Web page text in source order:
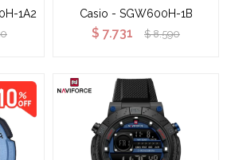
1A2 Casio - SGW600H-1B
$ 7.731 $ 8.590